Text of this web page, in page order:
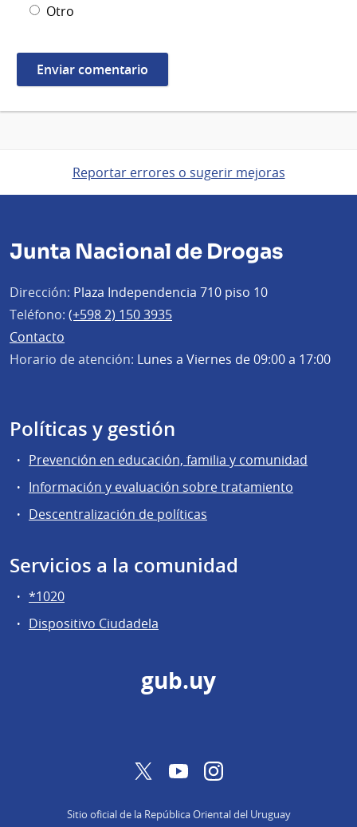
Otro
Reportar errores o sugerir mejoras
Junta Nacional de Drogas
Dirección: Plaza Independencia 710 piso 10
Teléfono: (+598 2) 150 3935
Contacto
Horario de atención: Lunes a Viernes de 09:00 a 17:00
Políticas y gestión
Prevención en educación, familia y comunidad
Información y evaluación sobre tratamiento
Descentralización de políticas
Servicios a la comunidad
*1020
Dispositivo Ciudadela
gub.uy
TwitterYouTubeInstagram
Sitio oficial de la República Oriental del Uruguay